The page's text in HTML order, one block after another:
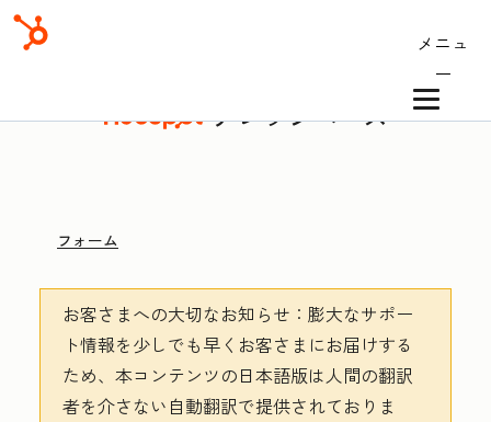
メニュ
ー
ナレッジベース
フォーム
お客さまへの大切なお知らせ ：膨大なサポー
ト情報を少しでも早くお客さまにお届けする
ため、本コンテンツの日本語版は人間の翻訳
者を介さない自動翻訳で提供されておりま